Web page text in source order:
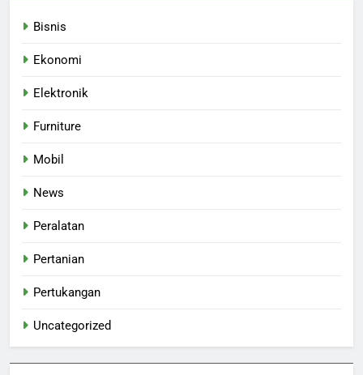
Bisnis
Ekonomi
Elektronik
Furniture
Mobil
News
Peralatan
Pertanian
Pertukangan
Uncategorized